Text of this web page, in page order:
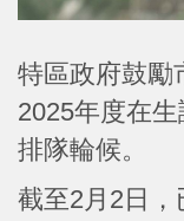
特區政府鼓勵
2025年度在
排隊輪候。
截至2月2日